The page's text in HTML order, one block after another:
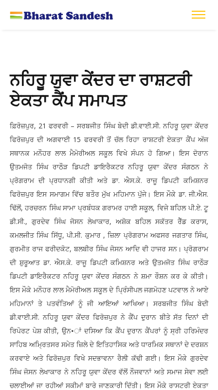
ਨਹਿਰੂ ਯੁਵਾ ਕੇਂਦਰ ਦਾ ਰਾਸ਼ਟਰੀ
ਏਕਤਾ ਕੈਂਪ ਸਮਾਪਤ
ਫ਼ਿਰੋਜ਼ਪੁਰ, 21 ਫਰਵਰੀ – ਸਰਬਜੀਤ ਸਿੰਘ ਬੇਦੀ ਡੀ.ਵਾਈ.ਸੀ. ਨਹਿਰੂ ਯੁਵਾ ਕੇਂਦਰ
ਫਿਰੋਜ਼ਪੁਰ ਦੀ ਅਗਵਾਈ 15 ਫਰਵਰੀ ਤੋਂ ਚੱਲ ਰਿਹਾ ਰਾਸ਼ਟਰੀ ਏਕਤਾ ਕੈਂਪ ਅੱਜ
ਸਥਾਨਕ ਮਨੌਹਰ ਲਾਲ ਮੈਮੋਰੀਅਲ ਸਕੂਲ ਵਿਖੇ ਸੰਪਨ ਹੋ ਗਿਆ। ਇਸ ਦੋਰਾਨ
ਉਤਮਜੋਤ ਸਿੰਘ ਰਾਠੌੜ ਡਿਪਟੀ ਡਾਇਰੈਕਟਰ ਨਹਿਰੂ ਯੁਵਾ ਕੇਂਦਰ ਸੰਗਠਨ ਨੇ
ਪ੍ਰੋਗਰਾਮ ਦੀ ਪ੍ਰਧਾਨਗੀ ਕੀਤੀ ਅਤੇ ਡਾ. ਐਸ.ਕੇ. ਰਾਜੂ ਡਿਪਟੀ ਕਮਿਸ਼ਨਰ
ਫਿਰੋਜ਼ਪੁਰ ਇਸ ਸਮਾਗਮ ਵਿੱਚ ਬਤੌਰ ਮੁੱਖ ਮਹਿਮਾਨ ਪੁੱਜੇ। ਇਸ ਮੌਕੇ ਡਾ. ਜੀ.ਐਸ.
ਢਿੱਲੋਂ, ਹਰਚਰਨ ਸਿੰਘ ਸਾਮਾ ਪ੍ਰਬੰਧਕ ਗਰਾਮਰ ਹਾਈ ਸਕੂਲ, ਵਿਜੇ ਬਹਿਲ ਪੀ.ਏ. ਟੂ
ਡੀ.ਸੀ., ਗੁਰਦੇਵ ਸਿੰਘ ਜੋਸਨ ਲੇਖਾਕਾਰ, ਅਸ਼ੋਕ ਬਹਿਲ ਸਕੱਤਰ ਰੈੱਡ ਕਰਾਸ,
ਕਮਲਜੀਤ ਸਿੰਘ ਸਿੱਧੂ, ਪੀ.ਸੀ. ਕੁਮਾਰ , ਜ਼ਿਲਾ ਪ੍ਰੋਗਰਾਮ ਅਫਸਰ ਜਗਤਾਰ ਸਿੰਘ,
ਗੁਰਮੀਤ ਰਾਜ ਫਰੀਦਕੋਟ, ਬਲਬੀਰ ਸਿੰਘ ਜੋਸਨ ਆਦਿ ਵੀ ਹਾਜਰ ਸਨ। ਪ੍ਰੋਗਰਾਮ
ਦੀ ਸ਼ੁਰੂਆਤ ਡਾ. ਐਸ.ਕੇ. ਰਾਜੂ ਡਿਪਟੀ ਕਮਿਸ਼ਨਰ ਅਤੇ ਉਤਮਜੋਤ ਸਿੰਘ ਰਾਠੌੜ
ਡਿਪਟੀ ਡਾਇਰੈਕਟਰ ਨਹਿਰੂ ਯੁਵਾ ਕੇਂਦਰ ਸੰਗਠਨ ਨੇ ਸ਼ਮਾ ਰੌਸ਼ਨ ਕਰ ਕੇ ਕੀਤੀ।
ਇਸ ਮੌਕੇ ਮਨੌਹਰ ਲਾਲ ਮੈਮੋਰੀਅਲ ਸਕੂਲ ਦੇ ਪ੍ਰਿੰਸੀਪਲ ਜਗਮੋਹਣ ਪਟਵਾਲ ਨੇ ਆਏ
ਮਹਿਮਾਨਾਂ ਤੇ ਪਤਵੰਤਿਆਂ ਨੂੰ ਜੀ ਆਇਆਂ ਆਖਿਆ। ਸਰਬਜੀਤ ਸਿੰਘ ਬੇਦੀ
ਡੀ.ਵਾਈ.ਸੀ. ਨਹਿਰੂ ਯੁਵਾ ਕੇਂਦਰ ਫਿਰੋਜ਼ਪੁਰ ਨੇ ਕੈਂਪ ਦੁਰਾਨ ਬੀਤੇ ਸੱਤ ਦਿਨਾਂ ਦੀ
ਰਿਪੋਰਟ ਪੇਸ਼ ਕੀਤੀ, ਉਨ•ਾਂ ਦਸਿਆ ਕਿ ਕੈਂਪ ਦੁਰਾਨ ਕੈਂਪਰਾਂ ਨੂੰ ਸ੍ਰੀ ਹਰਿਮੰਦਰ
ਸਾਹਿਬ ਅਮ੍ਰਿਤਸਰ ਸਮੇਤ ਜ਼ਿਲੇ ਦੇ ਇਤਿਹਾਸਿਕ ਅਤੇ ਧਾਰਮਿਕ ਸਥਾਨਾਂ ਦੇ ਦਰਸ਼ਨ
ਕਰਵਾਏ ਅਤੇ ਫਿਰੋਜ਼ਪੁਰ ਵਿਖੇ ਸਦਭਾਵਨਾ ਰੈਲੀ ਕੱਢੀ ਗਈ। ਇਸ ਮੌਕੇ ਗੁਰਦੇਵ
ਸਿੰਘ ਜੋਸਨ ਲੇਖਾਕਾਰ ਨੇ ਨਹਿਰੂ ਯੁਵਾ ਕੇਂਦਰ ਵੱਲੋਂ ਨੌਜਵਾਨਾਂ ਅਤੇ ਸਮਾਜ ਸੇਵਾ ਲਈ
ਚਲਾਈਆਂ ਜਾ ਰਹੀਆਂ ਸਕੀਮਾਂ ਬਾਰੇ ਜਾਣਕਾਰੀ ਦਿੱਤੀ। ਇਸ ਮੌਕੇ ਰਾਸਟਰੀ ਏਕਤਾ